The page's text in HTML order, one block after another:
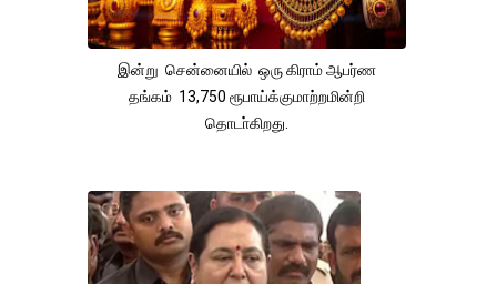
இன்று சென்னையில் ஒரு கிராம் ஆபர்ண
தங்கம் 13,750 ரூபாய்க்குமாற்றமின்றி
தொடா்கிறது.